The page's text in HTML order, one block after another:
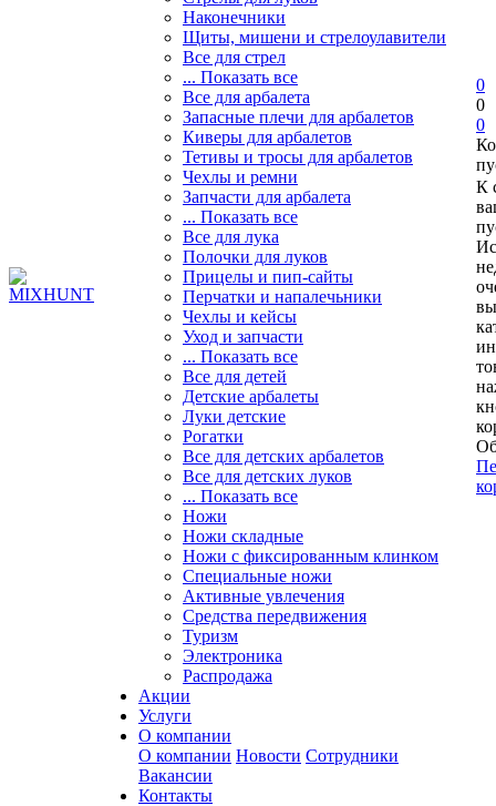
Наконечники
Щиты, мишени и стрелоулавители
Все для стрел
... Показать все
Все для арбалета
Запасные плечи для арбалетов
Киверы для арбалетов
Тетивы и тросы для арбалетов
Чехлы и ремни
Запчасти для арбалета
... Показать все
Все для лука
Полочки для луков
Прицелы и пип-сайты
Перчатки и напалечьники
Чехлы и кейсы
Уход и запчасти
... Показать все
Все для детей
Детские арбалеты
Луки детские
Рогатки
Все для детских арбалетов
Все для детских луков
... Показать все
Ножи
Ножи складные
Ножи с фиксированным клинком
Специальные ножи
Активные увлечения
Средства передвижения
Туризм
Электроника
Распродажа
Акции
Услуги
О компании
О компании Новости Сотрудники
Вакансии
Контакты
0
0
0
К